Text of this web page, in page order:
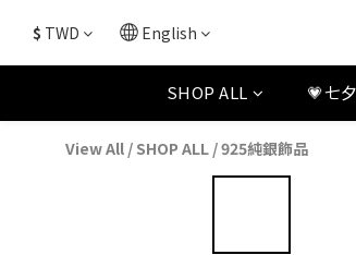
$ TWD English
SHOP ALL 💗七
View All / SHOP ALL /925純銀飾品